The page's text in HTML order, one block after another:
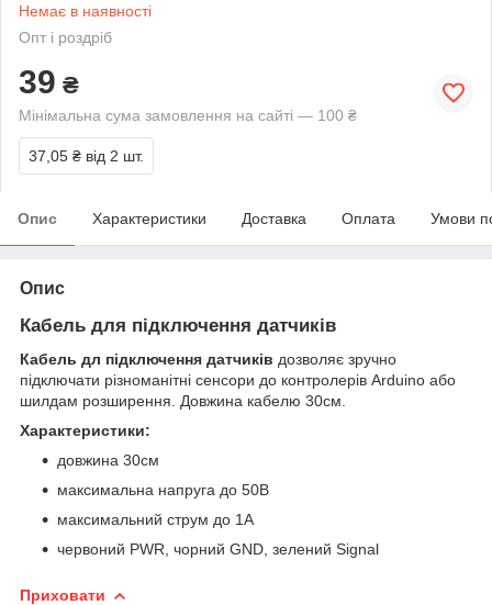
Немає в наявності
Опт і роздріб
39 ₴
Мінімальна сума замовлення на сайті — 100 ₴
37,05 ₴ від 2 шт.
Опис Характеристики Доставка Оплата Умови
Опис
Кабель для підключення датчиків
Кабель дл підключення датчиків дозволяє зручно
підключати різноманітні сенсори до контролерів Arduino або
шилдам розширення. Довжина кабелю 30см.
Характеристики:
довжина 30см
максимальна напруга до 50В
максимальний струм до 1А
червоний PWR, чорний GND, зелений Signal
Приховати